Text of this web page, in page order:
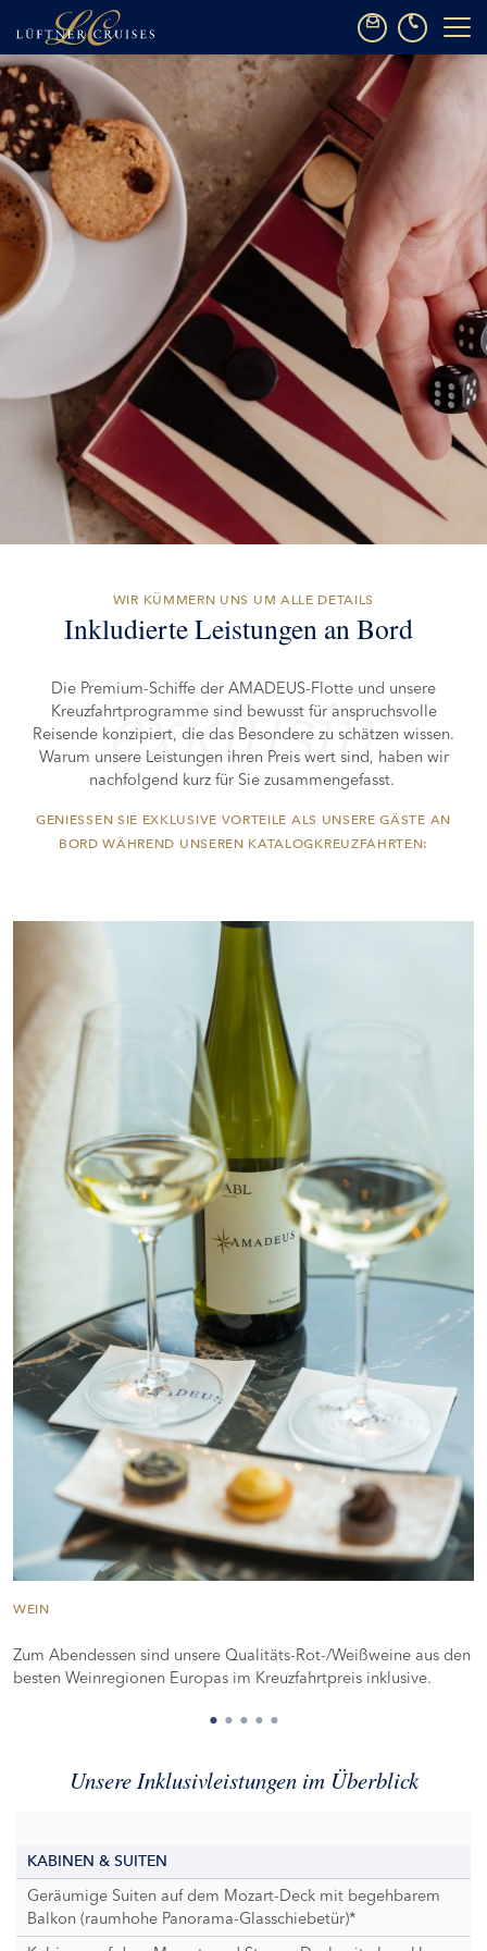
exklusiv
WIR KÜMMERN UNS UM ALLE DETAILS
Inkludierte Leistungen an Bord
Die Premium-Schiffe der AMADEUS-Flotte und unsere
Kreuzfahrtprogramme sind bewusst für anspruchsvolle
Reisende konzipiert, die das Besondere zu schätzen wissen.
Warum unsere Leistungen ihren Preis wert sind, haben wir
nachfolgend kurz für Sie zusammengefasst.
GENIESSEN SIE EXKLUSIVE VORTEILE ALS UNSERE GÄSTE AN B
ORD WÄHREND UNSEREN KATALOGKREUZFAHRTEN:
WEIN
Zum Abendessen sind unsere Qualitäts-Rot-/Weißweine aus den
besten Weinregionen Europas im Kreuzfahrtpreis inklusive.
Unsere Inklusivleistungen im Überblick
KABINEN & SUITEN
Geräumige Suiten auf dem Mozart-Deck mit begehbarem
Balkon (raumhohe Panorama-Glasschiebetür)*